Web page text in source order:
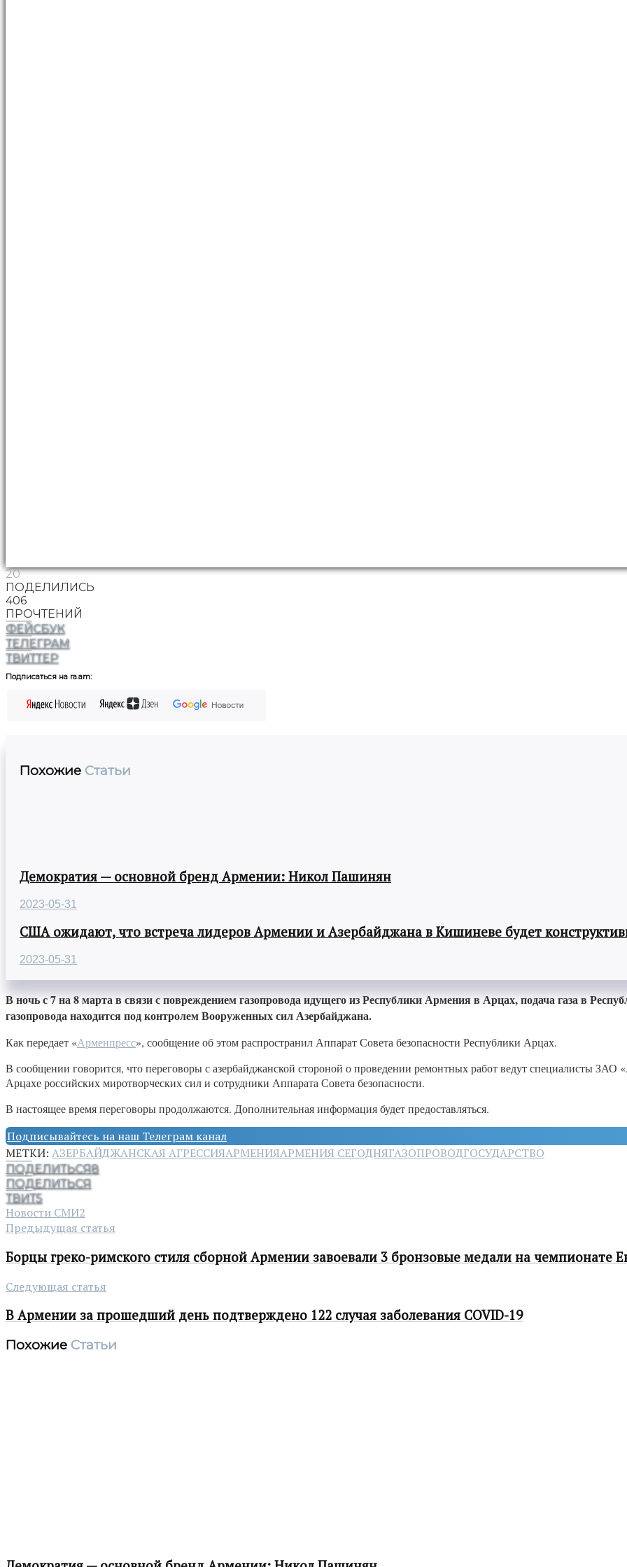
20
ПОДЕЛИЛИСЬ
406
ПРОЧТЕНИЙ
ФЕЙСБУК
ТЕЛЕГРАМ
ТВИТТЕР
Подписаться на ra.am:
Похожие Статьи
Демократия — основной бренд Армении: Никол Пашинян
2023-05-31
США ожидают, что встреча лидеров Армении и Азербайджана в Кишиневе будет
2023-05-31
В ночь с 7 на 8 марта в связи с повреждением газопровода идущего из Республики Армения в Арцах, подача газа в
газопровода находится под контролем Вооруженных сил Азербайджана.
Как передает «Арменпресс», сообщение об этом распространил Аппарат Совета безопасности Республики Арцах.
В сообщении говорится, что переговоры с азербайджанской стороной о проведении ремонтных работ ведут специалисты
Арцахе российских миротворческих сил и сотрудники Аппарата Совета безопасности.
В настоящее время переговоры продолжаются. Дополнительная информация будет предоставляться.
Подписывайтесь на наш Телеграм канал
МЕТКИ: АЗЕРБАЙДЖАНСКАЯ АГРЕССИЯАРМЕНИЯАРМЕНИЯ СЕГОДНЯГАЗОПРОВОДГОСУДАРСТВО
ПОДЕЛИТЬСЯ8
ПОДЕЛИТЬСЯ
ТВИТ5
Новости СМИ2
Предыдущая статья
Борцы греко-римского стиля сборной Армении завоевали 3 бронзовые медали на чемпионате
Следующая статья
В Армении за прошедший день подтверждено 122 случая заболевания COVID-19
Похожие Статьи